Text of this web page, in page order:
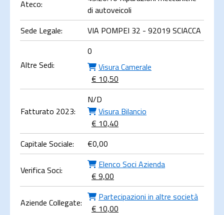
Ateco:
di autoveicoli
Sede Legale:
VIA POMPEI 32 - 92019 SCIACCA
Altre Sedi:
0
Visura Camerale
€ 10,50
Fatturato 2023:
N/D
Visura Bilancio
€ 10,40
Capitale Sociale:
€0,00
Verifica Soci:
Elenco Soci Azienda
€ 9,00
Aziende Collegate:
Partecipazioni in altre società
€ 10,00